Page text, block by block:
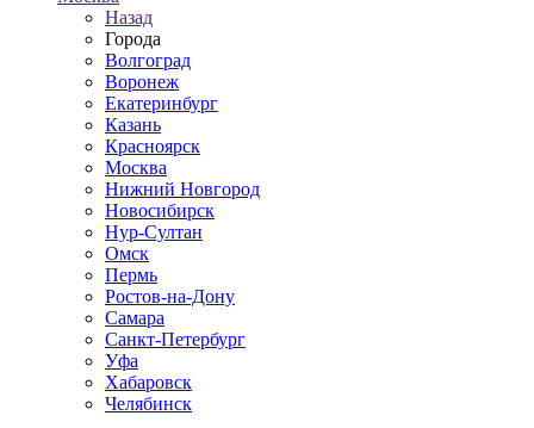
Назад
Города
Волгоград
Воронеж
Екатеринбург
Казань
Красноярск
Москва
Нижний Новгород
Новосибирск
Нур-Султан
Омск
Пермь
Ростов-на-Дону
Самара
Санкт-Петербург
Уфа
Хабаровск
Челябинск